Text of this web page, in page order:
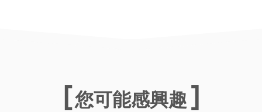
您可能感興趣